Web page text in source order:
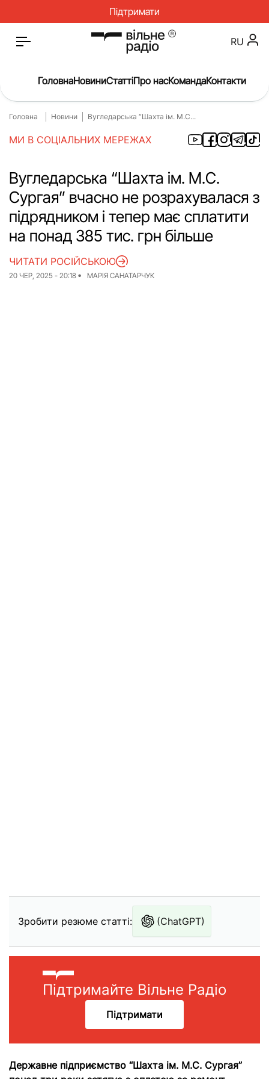
Підтримати
Головна
Окупація
Про нас
Війна
Гроші
Освіта
Інструкції
Медицина
ЖКГ
Історія
RU
ГоловнаНовиниСтаттіПро насКомандаКонтакти
Головна Новини Вугледарська “Шахта ім. М.С...
МИ В СОЦІАЛЬНИХ МЕРЕЖАХ
Вугледарська “Шахта ім. М.С.
Сургая” вчасно не розрахувалася з
підрядником і тепер має сплатити
на понад 385 тис. грн більше
20 ЧЕР, 2025 - 20:18 МАРІЯ САНАТАРЧУК
ЧИТАТИ РОСІЙСЬКОЮ
Зробити резюме статті: (ChatGPT)
Підтримайте Вільне Радіо
Підтримати
Державне підприємство “Шахта ім. М.С. Сургая”